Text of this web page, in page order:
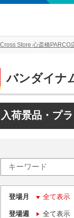
Store 心斎橋PARCO
バンダイナ
入荷景品・プ
登場月 全て表示
登場週 全て表示